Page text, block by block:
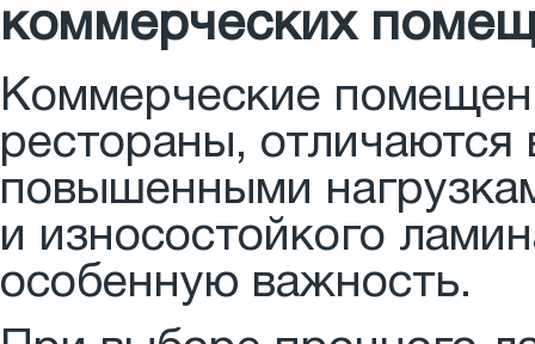
коммерческих
Коммерческие
рестораны,
повышенными
и износостойкого
особенную важность.